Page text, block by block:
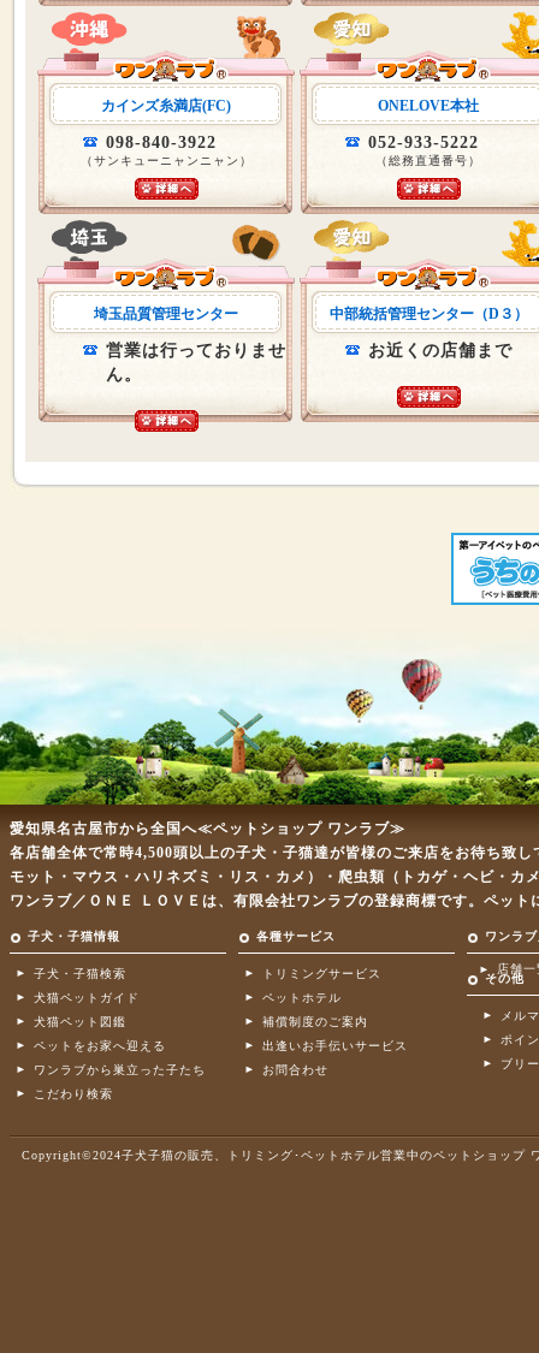
カインズ糸満店(FC)
098-840-3922
（サンキューニャンニャン）
ONELOVE本社
052-933-5222
（総務直通番号）
埼玉品質管理センター
営業は行っておりませ
ん。
中部統括管理センター（D３）
お近くの店舗まで
愛知県名古屋市から全国へ≪ペットショップ ワンラブ≫
各店舗全体で常時4,500頭以上の子犬・子猫達が皆様のご来店をお待ち致
モット・マウス・ハリネズミ・リス・カメ）・爬虫類（トカゲ・ヘビ・
ワンラブ／ＯＮＥ ＬＯＶＥは、有限会社ワンラブの登録商標です。ペッ
子犬・子猫情報 各種サービス ワンラ
子犬・子猫検索
犬猫ペットガイド
犬猫ペット図鑑
ペットをお家へ迎える
ワンラブから巣立った子たち
こだわり検索
トリミングサービス
ペットホテル
補償制度のご案内
出逢いお手伝いサービス
お問合わせ
店舗一
その他
メル
ポイ
ブリ
Copyright©2024子犬子猫の販売、トリミング･ペットホテル営業中のペットショップ